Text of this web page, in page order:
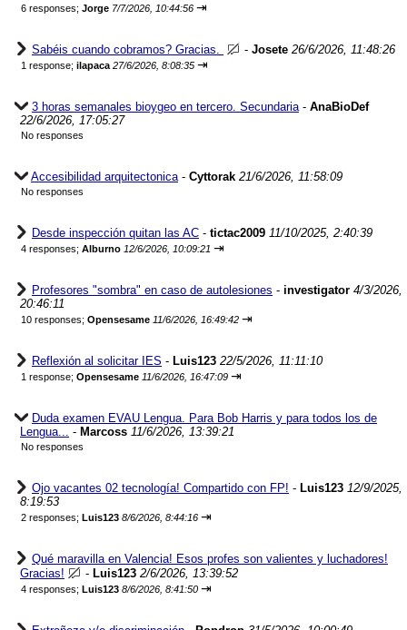
6 responses; Jorge 7/7/2026, 10:44:56 ⇥
Sabéis cuando cobramos? Gracias. - Josete 26/6/2026, 11:48:26
1 response; ilapaca 27/6/2026, 8:08:35 ⇥
3 horas semanales bioygeo en tercero. Secundaria- AnaBioDef
22/6/2026, 17:05:27
No responses
Accesibilidad arquitectonica- Cyttorak 21/6/2026, 11:58:09
No responses
Desde inspección quitan las AC - tictac2009 11/10/2025, 2:40:39
4 responses; Alburno 12/6/2026, 10:09:21 ⇥
Profesores "sombra" en caso de autolesiones - investigator 4/3/2026,
20:46:11
10 responses; Opensesame 11/6/2026, 16:49:42 ⇥
Reflexión al solicitar IES - Luis123 22/5/2026, 11:11:10
1 response; Opensesame 11/6/2026, 16:47:09 ⇥
Duda examen EVAU Lengua. Para Bob Harris y para todos los de
Lengua... - Marcoss 11/6/2026, 13:39:21
No responses
Ojo vacantes 02 tecnología! Compartido con FP! - Luis123 12/9/2025,
8:19:53
2 responses; Luis123 8/6/2026, 8:44:16 ⇥
Qué maravilla en Valencia! Esos profes son valientes y luchadores!
Gracias!
- Luis123 2/6/2026, 13:39:52
4 responses; Luis123 8/6/2026, 8:41:50 ⇥